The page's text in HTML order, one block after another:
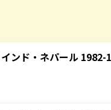
ンド・ネパール 1982-